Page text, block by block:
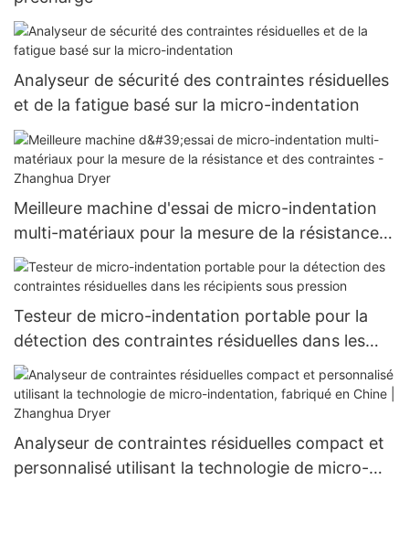
Analyseur de sécurité des contraintes résiduelles
et de la fatigue basé sur la micro-indentation
Meilleure machine d'essai de micro-indentation
multi-matériaux pour la mesure de la résistance
et des contraintes - Zhanghua Dryer
Testeur de micro-indentation portable pour la
détection des contraintes résiduelles dans les
récipients sous pression
Analyseur de contraintes résiduelles compact et
personnalisé utilisant la technologie de micro-